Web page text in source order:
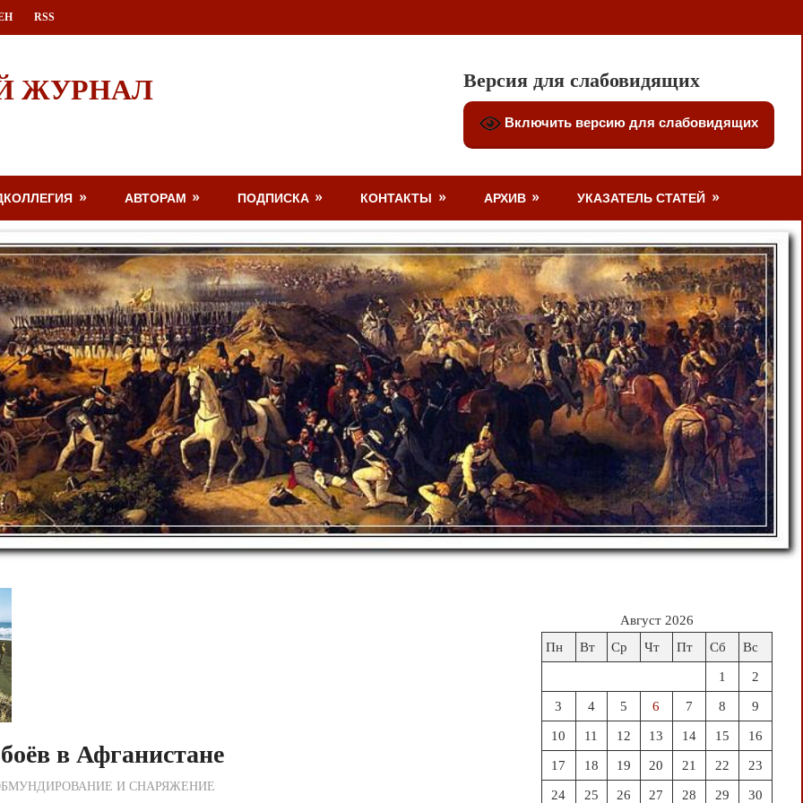
RSS
ЖУРНАЛ Версия для слабовидящих
Включить версию для слабовидящих
АВТОРАМ ПОДПИСКА КОНТАКТЫ АРХИВ УКАЗАТЕЛЬ СТАТЕЙ
в Афганистане
по РедакцииИ СНАРЯЖЕНИЕ
Август 2026
Пн
Вт Ср Чт Пт Сб Вс
1 2
3 4 5 6 7 8 9
10 11 12 13 14 15 16
17 18 19 20 21 22 23
24 25 26 27 28 29 30